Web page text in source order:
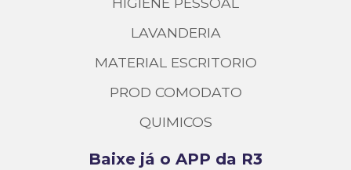
LAVANDERIA
MATERIAL ESCRITORIO
PROD COMODATO
QUIMICOS
Baixe já o APP da R3